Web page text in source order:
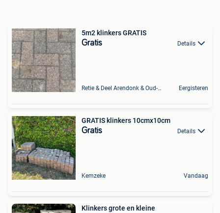
5m2 klinkers GRATIS
Gratis Details
Retie & Deel Arendonk & Oud-Turnhout Eergisteren
GRATIS klinkers 10cmx10cm
Gratis Details
Kemzeke Vandaag
Klinkers grote en kleine